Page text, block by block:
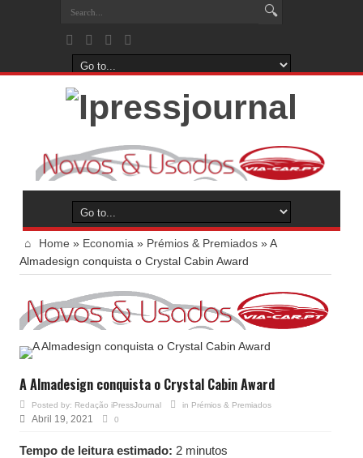
Home » Economia » Prémios & Premiados »A
Almadesign conquista o Crystal Cabin Award
A Almadesign conquista o Crystal Cabin Award
Posted by: Redação iPressJournal in Prémios & Premiados
Abril 19, 2021 0
Tempo de leitura estimado: 2 minutos